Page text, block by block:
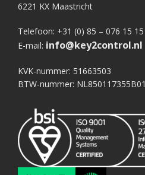
6221 KX Maastricht
Telefoon: +31 (0) 85 – 076 15 15
E-mail: info@key2control.nl
KVK-nummer: 51663503
BTW-nummer: NL850117355B01